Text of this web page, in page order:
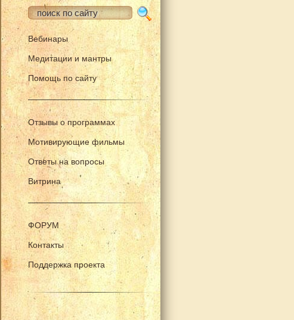
Вебинары
Медитации и мантры
Помощь по сайту
Отзывы о программах
Мотивирующие фильмы
Ответы на вопросы
Витрина
ФОРУМ
Контакты
Поддержка проекта